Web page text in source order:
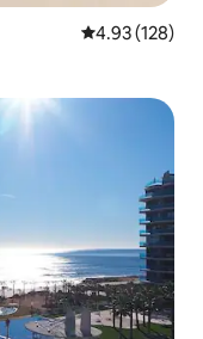
औसत रेटिंग 5 में से
4.93 (128)